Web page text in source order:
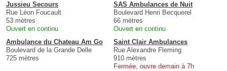
Jussieu Secours
Rue Léon Foucault
53 mètres
Ouvert en continu
SAS Ambulances de Nuit
Boulevard Henri Becquerel
66 mètres
Ouvert en continu
Ambulance du Chateau Am Go
Boulevard de la Grande Delle
725 mètres
Saint Clair Ambulances
Rue Alexandre Fleming
910 mètres
Fermée, ouvre demain à 7h